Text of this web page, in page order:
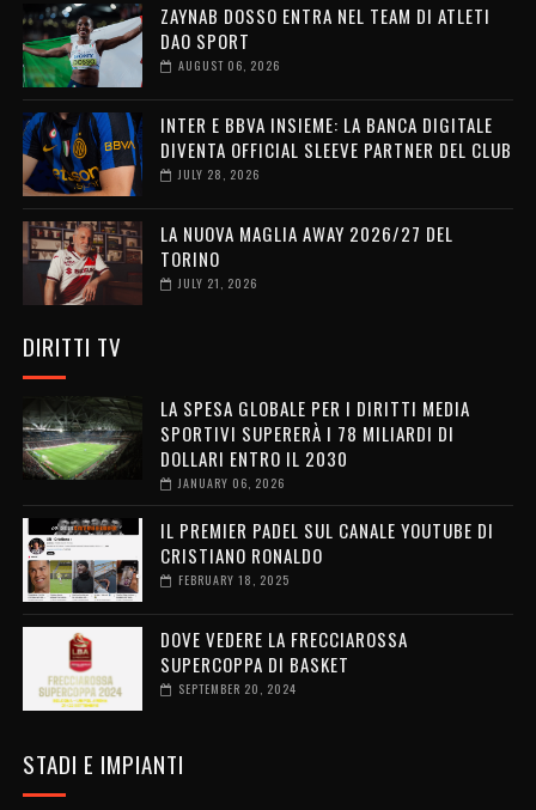
ZAYNAB DOSSO ENTRA NEL TEAM DI ATLETI
DAO SPORT
AUGUST 06, 2026
INTER E BBVA INSIEME: LA BANCA DIGITALE
DIVENTA OFFICIAL SLEEVE PARTNER DEL CLUB
JULY 28, 2026
LA NUOVA MAGLIA AWAY 2026/27 DEL
TORINO
JULY 21, 2026
DIRITTI TV
LA SPESA GLOBALE PER I DIRITTI MEDIA
SPORTIVI SUPERERÀ I 78 MILIARDI DI
DOLLARI ENTRO IL 2030
JANUARY 06, 2026
IL PREMIER PADEL SUL CANALE YOUTUBE DI
CRISTIANO RONALDO
FEBRUARY 18, 2025
DOVE VEDERE LA FRECCIAROSSA
SUPERCOPPA DI BASKET
SEPTEMBER 20, 2024
STADI E IMPIANTI